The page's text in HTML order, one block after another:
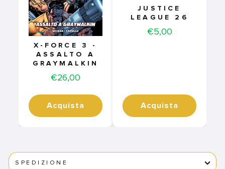
X-FORCE 3 -
ASSALTO A
GRAYMALKIN
Price
€26,00
Acquista
JUSTICE
LEAGUE 26
Price
€5,00
Acquista
SPEDIZIONE